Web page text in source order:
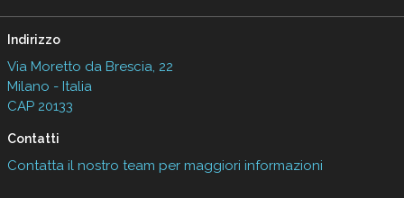
Indirizzo
Via Moretto da Brescia, 22
Milano - Italia
CAP 20133
Contatti
Contatta il nostro team per maggiori informazioni